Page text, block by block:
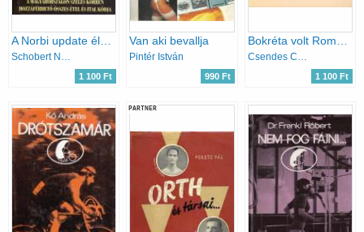
1 100 Ft
Van aki bevallja
Pintér István
990 Ft 1 100 Ft
PARTNER